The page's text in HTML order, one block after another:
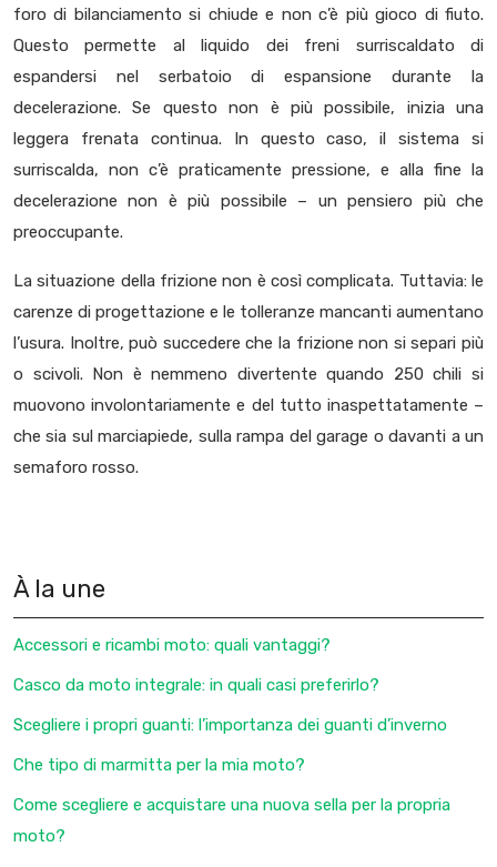
foro di bilanciamento si chiude e non c’è più gioco di fiuto.
Questo permette al liquido dei freni surriscaldato di
espandersi nel serbatoio di espansione durante la
decelerazione. Se questo non è più possibile, inizia una
leggera frenata continua. In questo caso, il sistema si
surriscalda, non c’è praticamente pressione, e alla fine la
decelerazione non è più possibile – un pensiero più che
preoccupante.
La situazione della frizione non è così complicata. Tuttavia: le
carenze di progettazione e le tolleranze mancanti aumentano
l’usura. Inoltre, può succedere che la frizione non si separi più
o scivoli. Non è nemmeno divertente quando 250 chili si
muovono involontariamente e del tutto inaspettatamente –
che sia sul marciapiede, sulla rampa del garage o davanti a un
semaforo rosso.
À la une
Accessori e ricambi moto: quali vantaggi?
Casco da moto integrale: in quali casi preferirlo?
Scegliere i propri guanti: l’importanza dei guanti d’inverno
Che tipo di marmitta per la mia moto?
Come scegliere e acquistare una nuova sella per la propria
moto?